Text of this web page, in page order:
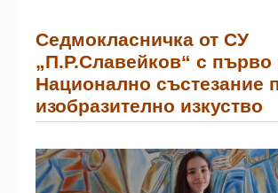
Седмокласничка от СУ
„П.Р.Славейков“ с първо
Национално състезание
изобразително изкуство